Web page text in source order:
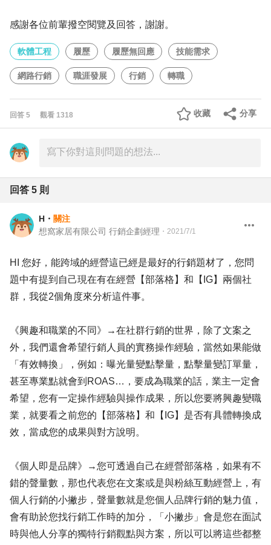
感謝各位前輩撥空閱覽及回答，謝謝。
軟體工程 履歷 履歷無回應 技能需求
網路行銷 職涯發展 行銷 轉職
回答 5 觀看 1318 分享
收藏
回答 5 則
H ・ 關注
想窩家居有限公司 行銷企劃經理 ・ 2021/7/1
HI 您好，能跨域的經營這已經是最好的行銷題材了，您問
題中有提到自己現在有在經營【部落格】和【IG】兩個社
群，我從2個角度來分析這件事。
《興趣和職業的不同》→在社群行銷的世界，除了文案之
外，我們還會希望行銷人員的實務操作經驗，當然如果能做
「有效轉換」，例如：曝光量變點擊量，點擊量變訂單量，
甚至專業點就會到ROAS…，要成為職業的話，業主一定會
希望，您有一定操作經驗與操作成果，所以您要將興趣變職
業，就要看之前您的【部落格】和【IG】是否有具體轉換成
效，當成您的成果與對方說明。
《個人即是品牌》→您可透過自己在經營部落格，如果有不
錯的聲量數，那也代表您在文案或是與粉絲互動經營上，有
個人行銷的小撇步，聲量數就是您個人品牌行銷的魅力值，
會有助於您找行銷工作時的加分，「小撇步」會是您在面試
時與他人分享的獨特行銷觀點與方案，所以可以將這些都整